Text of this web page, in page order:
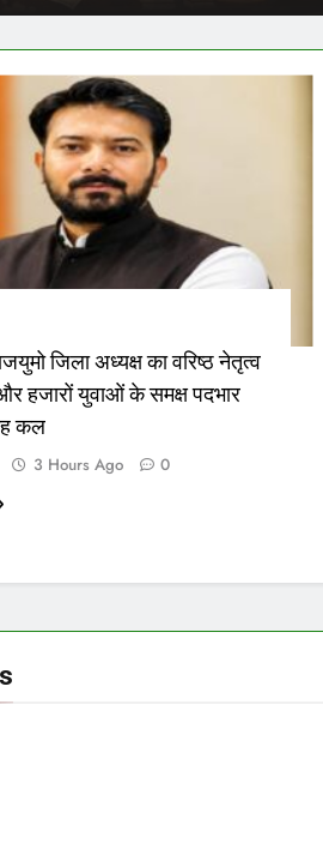
जिला अध्यक्ष का वरिष्ठ नेतृत्व
हजारों युवाओं के समक्ष पदभार
कल
3 Hours Ago 0